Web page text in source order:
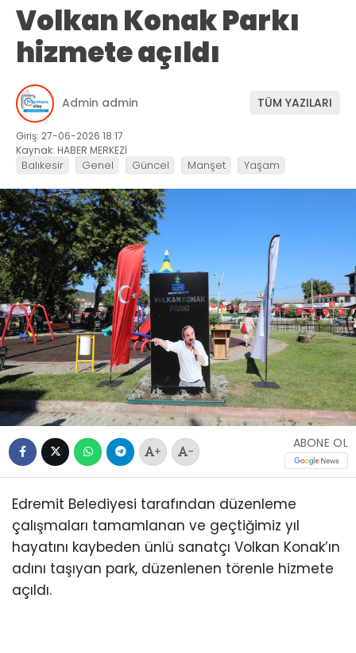
Volkan Konak Parkı
hizmete açıldı
Admin admin TÜM YAZILARI
Giriş: 27-06-2026 18:17
Kaynak: HABER MERKEZİ
Balıkesir Genel Güncel Manşet Yaşam
+ -
ABONE OL
Edremit Belediyesi tarafından düzenleme
çalışmaları tamamlanan ve geçtiğimiz yıl
hayatını kaybeden ünlü sanatçı Volkan Konak’ın
adını taşıyan park, düzenlenen törenle hizmete
açıldı.